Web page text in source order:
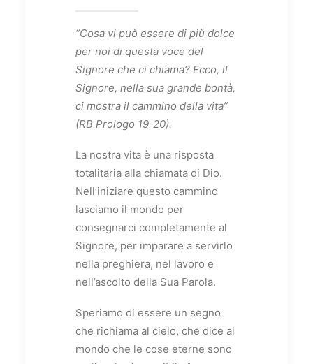
“Cosa vi può essere di più dolce
per noi di questa voce del
Signore che ci chiama? Ecco, il
Signore, nella sua grande bontà,
ci mostra il cammino della vita”
(RB Prologo 19-20).
La nostra vita è una risposta
totalitaria alla chiamata di Dio.
Nell’iniziare questo cammino
lasciamo il mondo per
consegnarci completamente al
Signore, per imparare a servirlo
nella preghiera, nel lavoro e
nell’ascolto della Sua Parola.
Speriamo di essere un segno
che richiama al cielo, che dice al
mondo che le cose eterne sono